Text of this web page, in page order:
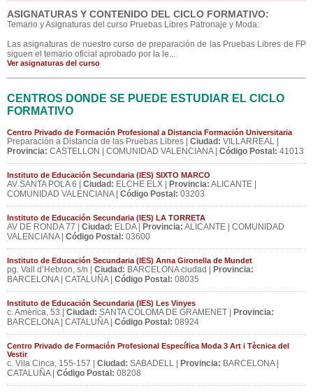
ASIGNATURAS Y CONTENIDO DEL CICLO FORMATIVO:
Temario y Asignaturas del curso Pruebas Libres Patronaje y Moda:
Las asignaturas de nuestro curso de preparación de las Pruebas Libres de FP
siguen el temario oficial aprobado por la le...
Ver asignaturas del curso
CENTROS DONDE SE PUEDE ESTUDIAR EL CICLO
FORMATIVO
Centro Privado de Formación Profesional a Distancia Formación Universitaria
Preparación a Distancia de las Pruebas Libres | Ciudad: VILLARREAL |
Provincia: CASTELLON | COMUNIDAD VALENCIANA | Código Postal: 41013
Instituto de Educación Secundaria (IES) SIXTO MARCO
AV SANTA POLA 6 | Ciudad: ELCHE ELX | Provincia: ALICANTE |
COMUNIDAD VALENCIANA | Código Postal: 03203
Instituto de Educación Secundaria (IES) LA TORRETA
AV DE RONDA 77 | Ciudad: ELDA | Provincia: ALICANTE | COMUNIDAD
VALENCIANA | Código Postal: 03600
Instituto de Educación Secundaria (IES) Anna Gironella de Mundet
pg. Vall d’Hebron, s/n | Ciudad: BARCELONA ciudad |
Provincia:
BARCELONA | CATALUÑA | Código Postal: 08035
Instituto de Educación Secundaria (IES) Les Vinyes
c. Amèrica, 53 | Ciudad: SANTA COLOMA DE GRAMENET |
Provincia:
BARCELONA | CATALUÑA | Código Postal: 08924
Centro Privado de Formación Profesional Específica Moda 3 Art i Tècnica del
Vestir
c. Vila Cinca, 155-157 | Ciudad: SABADELL | Provincia: BARCELONA |
CATALUÑA | Código Postal: 08208